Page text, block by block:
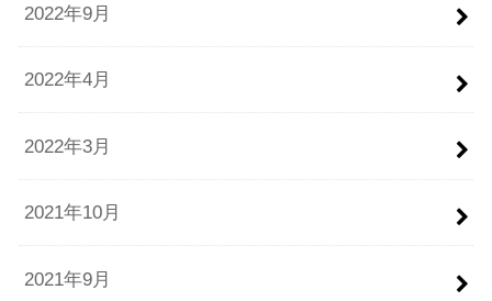
2022年9月
2022年4月
2022年3月
2021年10月
2021年9月